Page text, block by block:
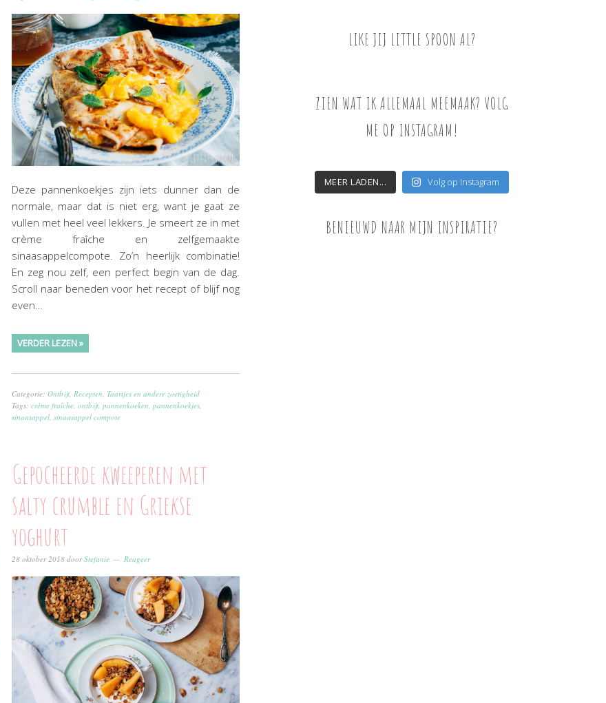
Deze pannenkoekjes zijn iets dunner dan de
normale, maar dat is niet erg, want je gaat ze
vullen met heel veel lekkers. Je smeert ze in met
crème fraîche en zelfgemaakte
sinaasappelcompote. Zo’n heerlijk combinatie!
En zeg nou zelf, een perfect begin van de dag.
Scroll naar beneden voor het recept of blijf nog
even…
VERDER LEZEN »
Categorie: Ontbijt, Recepten Taartjes en andere zoetigheid
Tags: crème fraîche, ontbijt, pannenkoeken pannenkoekjes,
sinaasappel, sinaasappel compote
Gepocheerde kweeperen met
salty crumble en Griekse
yoghurt
28 oktober 2018doorStefanie Reageer
LIKE JIJ LITTLE SPOON AL?
ZIEN WAT IK ALLEMAAL MEEMAAK? VOLG
ME OP INSTAGRAM!
MEER LADEN... Volg op Instagram
BENIEUWD NAAR MIJN INSPIRATIE?